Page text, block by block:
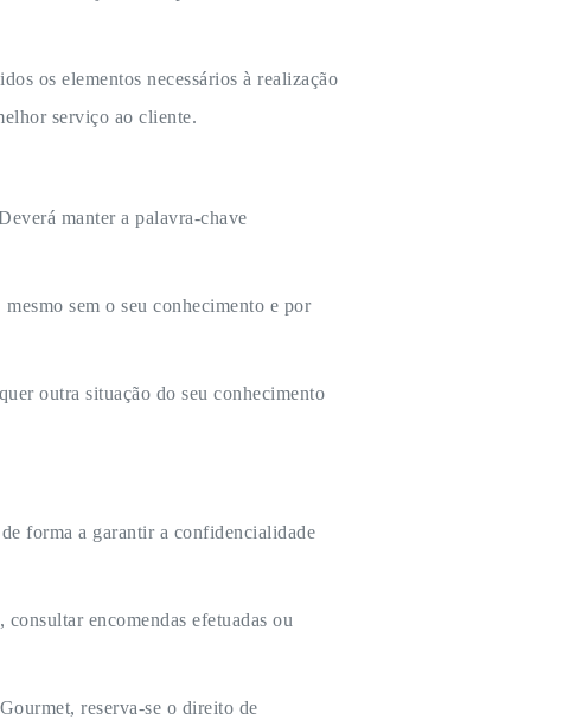
os elementos necessários à realização
serviço ao cliente.
manter a palavra-chave
sem o seu conhecimento e por
outra situação do seu conhecimento
forma a garantir a confidencialidade
encomendas efetuadas ou
reserva-se o direito de